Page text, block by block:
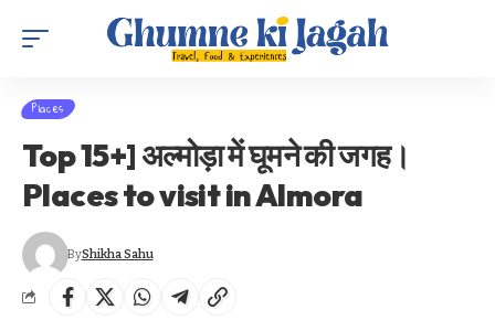
Places
Top 15+] अल्मोड़ा में घूमने की जगह।
Places to visit in Almora
ByShikha Sahu